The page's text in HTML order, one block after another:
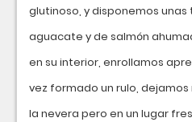
glutinoso, y disponemos unas
aguacate y de salmón
en su interior, enrollamos
vez formado un rulo,
la nevera pero en un lugar